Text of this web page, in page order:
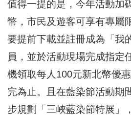
值得一提的是，今年活動加
幣，市民及遊客可享有專屬
要提前下載並註冊成為「我
員，並於活動現場完成指定
機領取每人100元新北幣優
完為止。且在藍染節活動期
步規劃「三峽藍染節特展」